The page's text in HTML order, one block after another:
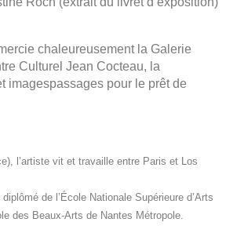
chaleureusement la Galerie
Culturel Jean Cocteau, la
imagespassages pour le prêt de
l’artiste vit et travaille entre Paris et Los
de l’École Nationale Supérieure d’Arts
des Beaux-Arts de Nantes Métropole.